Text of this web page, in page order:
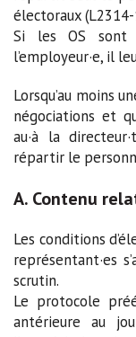
électoraux (L2314-
Si les OS sont
l’employeur·e, il
Lorsqu’au moins
négociations et
au·à la
répartir le
A. Contenu
Les conditions
représentant·es
scrutin.
Le protocole
antérieure au